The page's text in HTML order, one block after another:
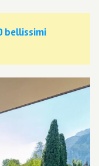
bellissimi